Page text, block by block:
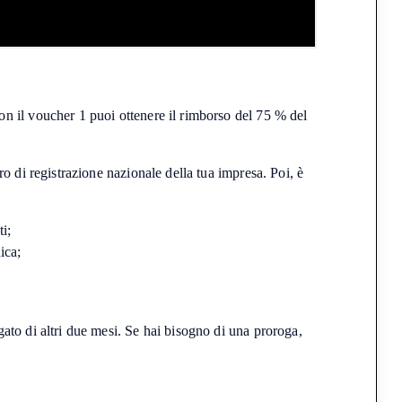
il voucher 1 puoi ottenere il rimborso del 75 % del
di registrazione nazionale della tua impresa. Poi, è
di altri due mesi. Se hai bisogno di una proroga,